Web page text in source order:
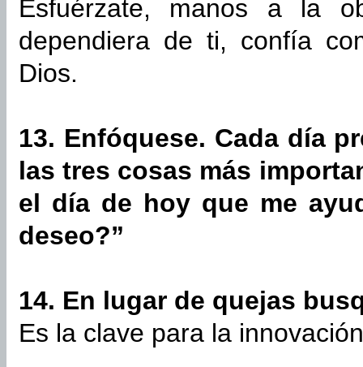
Esfuérzate, manos a la
dependiera de ti, confía
Dios.
13. Enfóquese. Cada día
las tres cosas más
el día de hoy que me
deseo?”
14. En lugar de quejas
Es la clave para la